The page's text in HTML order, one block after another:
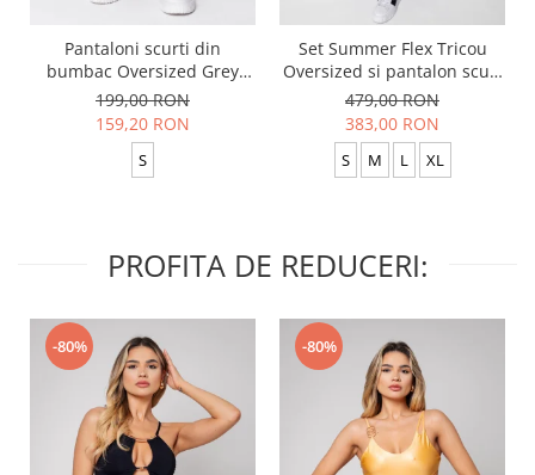
Pantaloni scurti din
bumbac Oversized Grey
Anthracite
199,00 RON
159,20 RON
S
Set Summer Flex Tricou
Oversized si pantalon scurt
Baggy Black
479,00 RON
383,00 RON
S M L XL
PROFITA DE REDUCERI:
-80% -80%